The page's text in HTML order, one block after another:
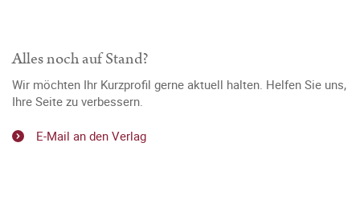
Alles noch auf Stand?
Wir möchten Ihr Kurzprofil gerne aktuell halten. Helfen Sie uns,
Ihre Seite zu verbessern.
E-Mail an den Verlag